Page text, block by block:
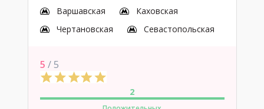
Варшавская
Каховская
Чертановская
Севастопольская
5 / 5
2